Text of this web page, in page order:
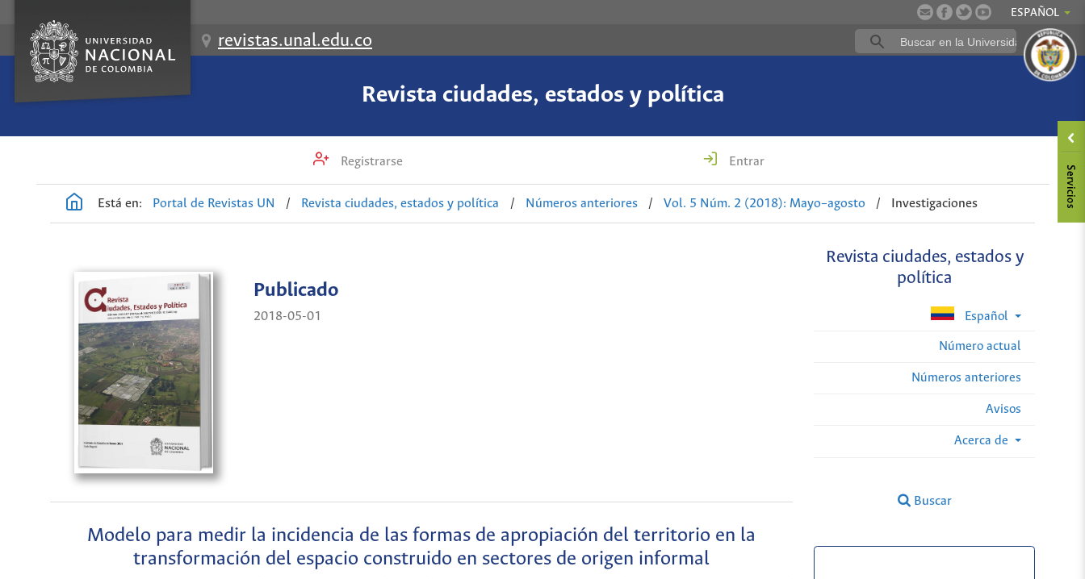
ESPAÑOL
revistas.unal.edu.co
Revista ciudades, estados y política
Registrarse Entrar
Está en: Portal de Revistas UN / Revista ciudades, estados y política / Números anteriores / Vol. 5 Núm. 2 (2018): Mayo–agosto / Investigaciones
Revista ciudades, estados y
política
Español
Número actual
Números anteriores
Avisos
Acerca de
Buscar
Publicado
2018-05-01
Modelo para medir la incidencia de las formas de apropiación del territorio en la
transformación del espacio construido en sectores de origen informal